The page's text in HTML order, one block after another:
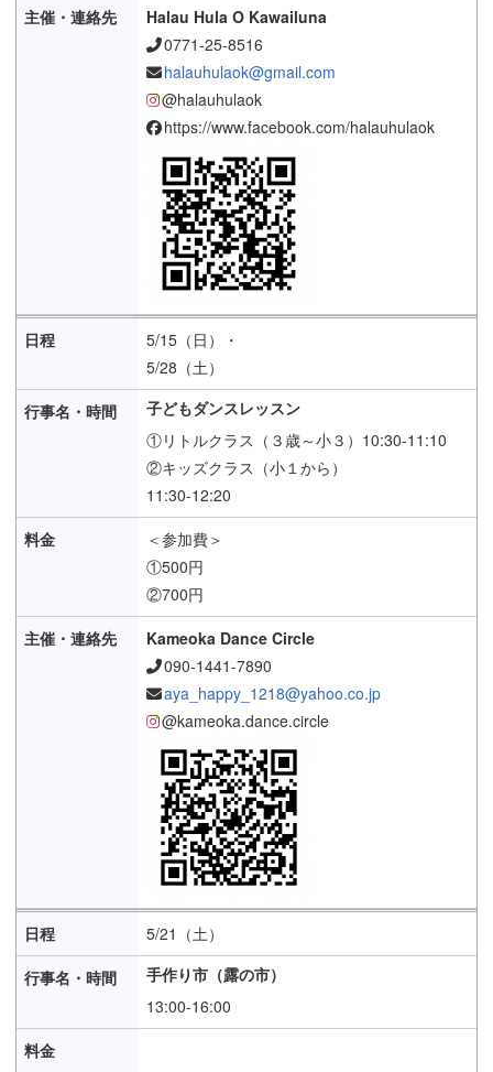
Halau Hula O Kawailuna
0771-25-8516
halauhulaok@gmail.com
@halauhulaok
https://www.facebook.com/halauhulaok
5/15（日）・
5/28（土）
子どもダンスレッスン
①リトルクラス（３歳～小３）10:30-11:10
②キッズクラス（小１から）
11:30-12:20
＜参加費＞
①500円
②700円
Kameoka Dance Circle
090-1441-7890
aya_happy_1218@yahoo.co.jp
@kameoka.dance.circle
5/21（土）
手作り市（露の市）
13:00-16:00